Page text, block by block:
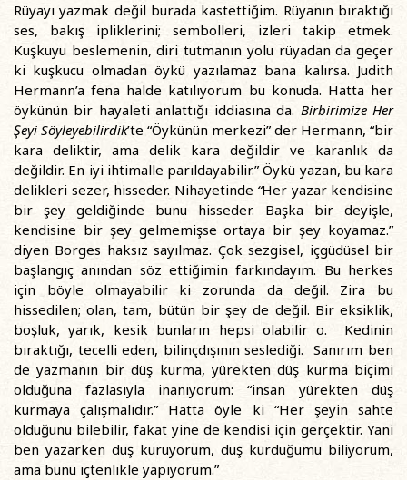
Rüyayı yazmak değil burada kastettiğim. Rüyanın bıraktığı
ses, bakış ipliklerini; sembolleri, izleri takip etmek.
Kuşkuyu beslemenin, diri tutmanın yolu rüyadan da geçer
ki kuşkucu olmadan öykü yazılamaz bana kalırsa. Judith
Hermann’a fena halde katılıyorum bu konuda. Hatta her
öykünün bir hayaleti anlattığı iddiasına da. Birbirimize Her
Şeyi Söyleyebilirdik’te “Öykünün merkezi” der Hermann, “bir
kara deliktir, ama delik kara değildir ve karanlık da
değildir. En iyi ihtimalle parıldayabilir.” Öykü yazan, bu kara
delikleri sezer, hisseder. Nihayetinde “Her yazar kendisine
bir şey geldiğinde bunu hisseder. Başka bir deyişle,
kendisine bir şey gelmemişse ortaya bir şey koyamaz.”
diyen Borges haksız sayılmaz. Çok sezgisel, içgüdüsel bir
başlangıç anından söz ettiğimin farkındayım. Bu herkes
için böyle olmayabilir ki zorunda da değil. Zira bu
hissedilen; olan, tam, bütün bir şey de değil. Bir eksiklik,
boşluk, yarık, kesik bunların hepsi olabilir o. Kedinin
bıraktığı, tecelli eden, bilinçdışının seslediği. Sanırım ben
de yazmanın bir düş kurma, yürekten düş kurma biçimi
olduğuna fazlasıyla inanıyorum: “insan yürekten düş
kurmaya çalışmalıdır.” Hatta öyle ki “Her şeyin sahte
olduğunu bilebilir, fakat yine de kendisi için gerçektir. Yani
ben yazarken düş kuruyorum, düş kurduğumu biliyorum,
ama bunu içtenlikle yapıyorum.”